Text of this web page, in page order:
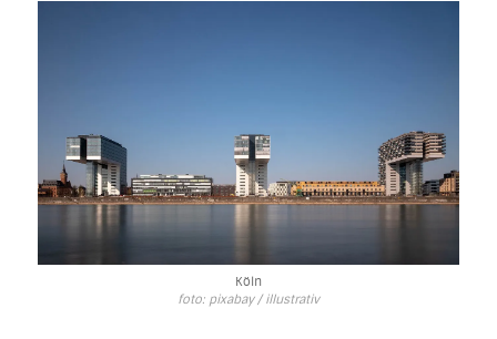
Köln
foto: pixabay / illustrativ